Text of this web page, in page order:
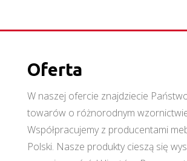
Oferta
W naszej ofercie znajdziecie
towarów o różnorodnym
Współpracujemy z producentami
Polski. Nasze produkty cieszą się